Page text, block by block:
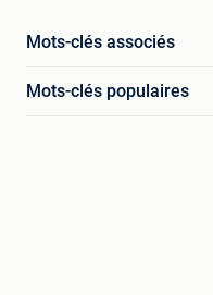
Mots-clés associés
Mots-clés populaires